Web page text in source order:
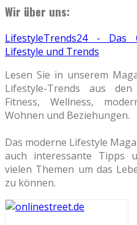
Wir über uns:
LifestyleTrends24 -
Lifestyle und Trends
Lesen Sie in unserem
Lifestyle-Trends aus
Fitness, Wellness,
Wohnen und Beziehungen.
Das moderne Lifestyle
auch interessante Tipps
vielen Themen um das
zu können.